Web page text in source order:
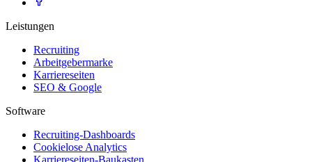
Leistungen
Recruiting
Arbeitgebermarke
Karriereseiten
SEO & Google
Software
Recruiting-Dashboards
Cookielose Analytics
Karriereseiten-Baukasten